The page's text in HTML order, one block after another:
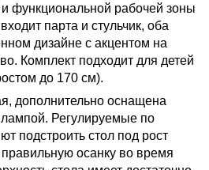
функциональной рабочей зоны
парта и стульчик, оба
дизайне с акцентом на
Комплект подходит для детей
до 170 см).
дополнительно оснащена
лампой. Регулируемые по
подстроить стол под рост
осанку во время